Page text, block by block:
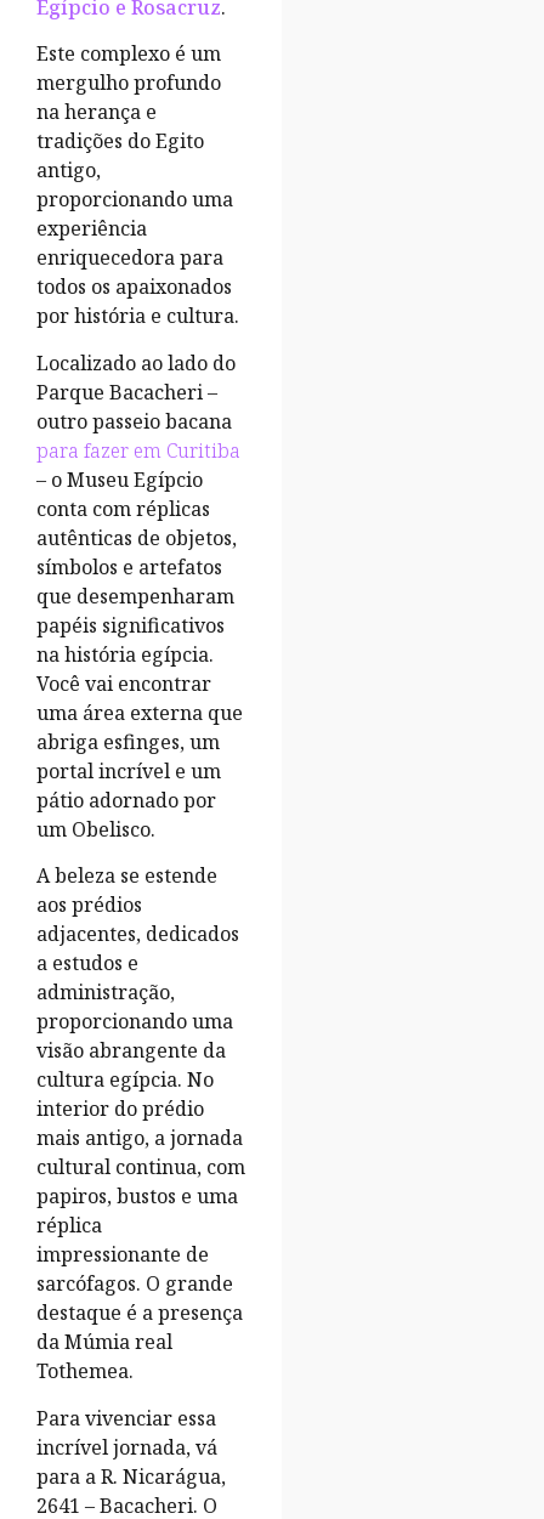
Egípcio e Rosacruz.
Este complexo é um
mergulho profundo
na herança e
tradições do Egito
antigo,
proporcionando uma
experiência
enriquecedora para
todos os apaixonados
por história e cultura.
Localizado ao lado do
Parque Bacacheri –
outro passeio bacana
para fazer em Curitiba
– o Museu Egípcio
conta com réplicas
autênticas de objetos,
símbolos e artefatos
que desempenharam
papéis significativos
na história egípcia.
Você vai encontrar
uma área externa que
abriga esfinges, um
portal incrível e um
pátio adornado por
um Obelisco.
A beleza se estende
aos prédios
adjacentes, dedicados
a estudos e
administração,
proporcionando uma
visão abrangente da
cultura egípcia. No
interior do prédio
mais antigo, a jornada
cultural continua, com
papiros, bustos e uma
réplica
impressionante de
sarcófagos. O grande
destaque é a presença
da Múmia real
Tothemea.
Para vivenciar essa
incrível jornada, vá
para a R. Nicarágua,
2641 – Bacacheri. O